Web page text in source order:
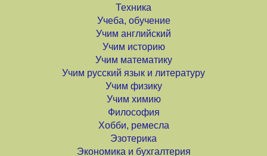
Техника
Учеба, обучение
Учим английский
Учим историю
Учим математику
Учим русский язык и литературу
Учим физику
Учим химию
Философия
Хобби, ремесла
Эзотерика
Экономика и бухгалтерия